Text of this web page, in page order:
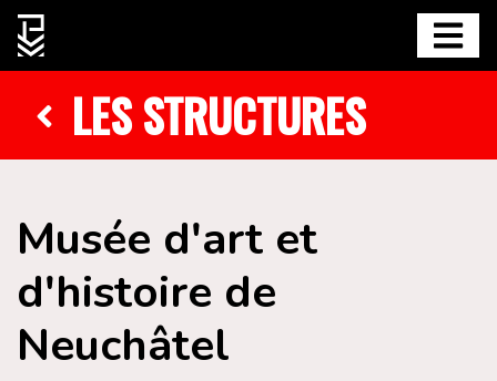
LES STRUCTURES
Musée d'art et
d'histoire de
Neuchâtel